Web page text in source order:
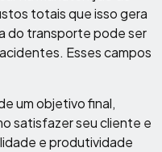
totais que isso gera
do transporte pode ser
Esses campos
um objetivo final,
satisfazer seu cliente e
e produtividade